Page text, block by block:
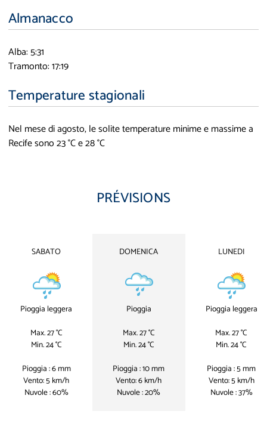
Almanacco
Alba: 5:31
Tramonto: 17:19
Temperature stagionali
Nel mese di agosto, le solite temperature minime e massime a
Recife sono 23 °C e 28 °C
PRÉVISIONS
SABATO
Pioggia leggera
Max. 27 °C
Min. 24 °C
Pioggia : 6 mm
Vento: 5 km/h
Nuvole : 60%
DOMENICA
Pioggia
Max. 27 °C
Min. 24 °C
Pioggia : 10 mm
Vento: 6 km/h
Nuvole : 20%
LUNEDI
Pioggia leggera
Max. 27 °C
Min. 24 °C
Pioggia : 5 mm
Vento: 5 km/h
Nuvole : 37%